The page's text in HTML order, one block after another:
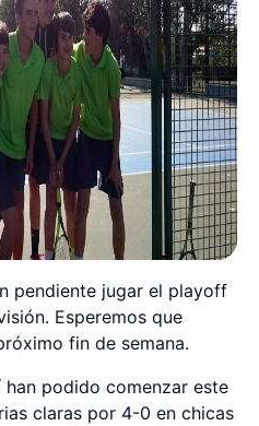
pendiente jugar el playoff
Esperemos que
fin de semana.
han podido comenzar este
claras por 4-0 en chicas